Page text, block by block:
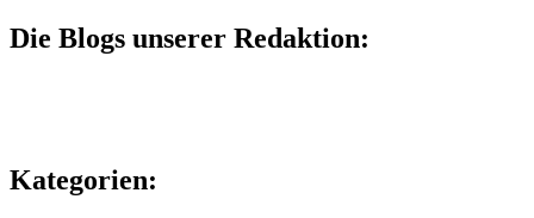
Die Blogs unserer Redaktion:
Kategorien: